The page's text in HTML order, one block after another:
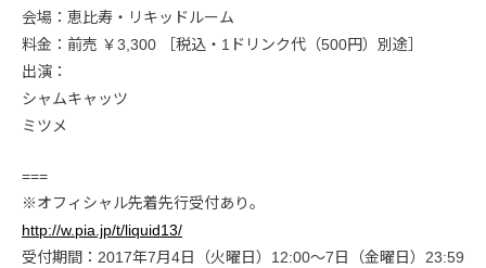
会場：恵比寿・リキッドルーム
料金：前売 ￥3,300 ［税込・1ドリンク代（500円）別途］
出演：
シャムキャッツ
ミツメ
===
※オフィシャル先着先行受付あり。
http://w.pia.jp/t/liquid13/
受付期間：2017年7月4日（火曜日）12:00～7日（金曜日）23:59